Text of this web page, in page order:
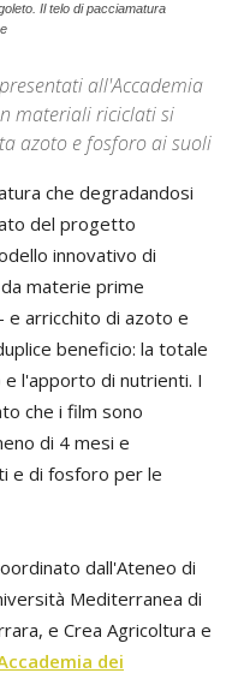
Il telo di pacciamatura
all'Accademia
materiali riciclati si
azoto e fosforo ai suoli
che degradandosi
del progetto
innovativo di
materie prime
e arricchito di azoto e
beneficio: la totale
l'apporto di nutrienti. I
che i film sono
di 4 mesi e
e di fosforo per le
dall'Ateneo di
Mediterranea di
e Crea Agricoltura e
dei